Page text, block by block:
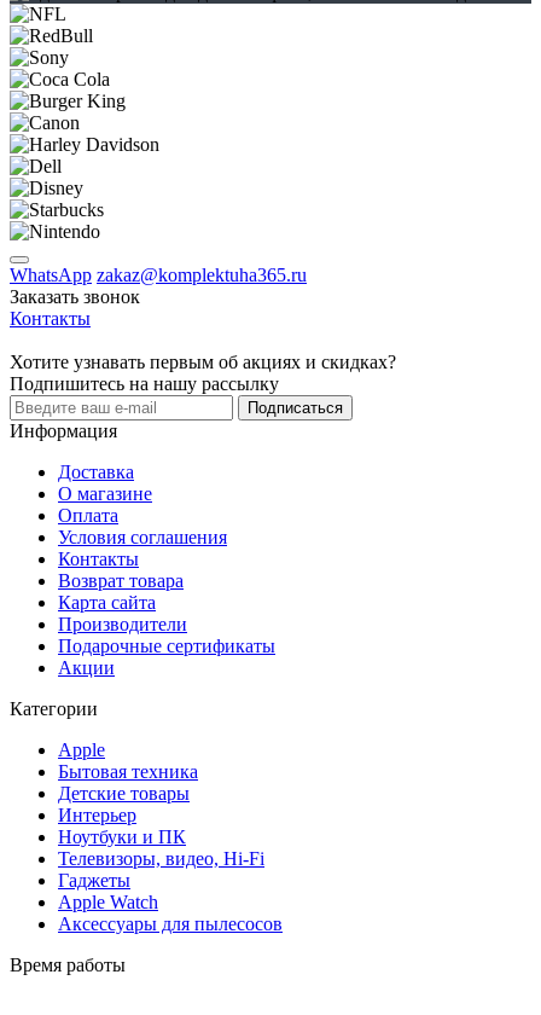
WhatsApp zakaz@komplektuha365.ru
Заказать звонок
Контакты
Хотите узнавать первым об акциях и скидках?
Подпишитесь на нашу рассылку
Подписаться
Информация
Доставка
О магазине
Оплата
Условия соглашения
Контакты
Возврат товара
Карта сайта
Производители
Подарочные сертификаты
Акции
Категории
Apple
Бытовая техника
Детские товары
Интерьер
Ноутбуки и ПК
Телевизоры, видео, Hi-Fi
Гаджеты
Apple Watch
Аксессуары для пылесосов
Время работы